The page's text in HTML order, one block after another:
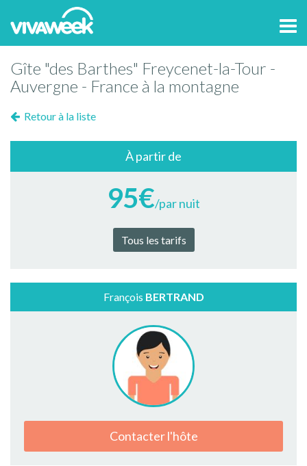
Gîte "des Barthes" Freycenet-la-Tour -
Auvergne - France à la montagne
Retour à la liste
À partir de
95€/par nuit
Tous les tarifs
François BERTRAND
Contacter l'hôte